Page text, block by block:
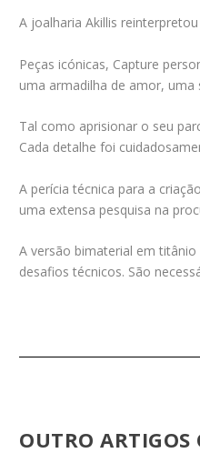
A joalharia Akillis
Peças icónicas, Capture
uma armadilha de amor,
Tal como aprisionar o seu
Cada detalhe foi
A perícia técnica para a
uma extensa pesquisa na
A versão bimaterial em
desafios técnicos. São
OUTRO ARTIGOS